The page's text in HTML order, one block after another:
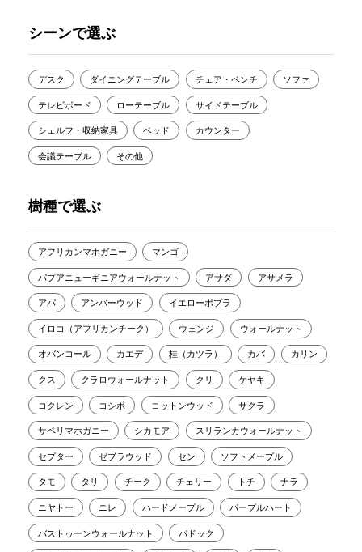
シーンで選ぶ
デスク ダイニングテーブル チェア・ベンチ ソファ
テレビボード ローテーブル サイドテーブル
シェルフ・収納家具 ベッド カウンター
会議テーブル その他
樹種で選ぶ
アフリカンマホガニー マンゴ
パプアニューギニアウォールナット アサダ アサメラ
アパ アンバーウッド イエローポプラ
イロコ（アフリカンチーク） ウェンジ ウォールナット
オバンコール カエデ 桂（カツラ） カバ カリン
クス クラロウォールナット クリ ケヤキ
コクレン コシポ コットンウッド サクラ
サペリマホガニー シカモア スリランカウォールナット
セプター ゼブラウッド セン ソフトメープル
タモ タリ チーク チェリー トチ ナラ
ニヤトー ニレ ハードメープル パープルハート
バストゥーンウォールナット パドック